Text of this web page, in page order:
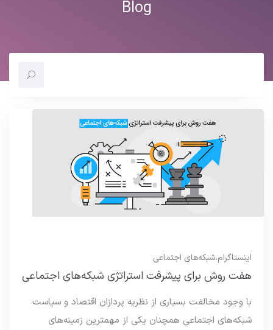
Blog
اینستاگرام،شبکه‌های اجتماعی
هفت روش برای پیشرفت استراتژی شبکه‌های اجتماعی
با وجود مخالفت بسیاری از نظریه پردازان اقتصاد و سیاست
شبکه‌های اجتماعی همچنان یکی از مهمترین زمینه‌های